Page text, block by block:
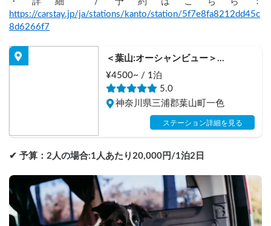
https://carstay.jp/ja/stations/kanto/station/5f7e8fa8212dd45c
8d6266f7
＜葉山:オーシャンビュー＞
SunnyFunnyDays
¥4500~ / 1泊
5.0
神奈川県三浦郡葉山町一色
ステーション詳細を見る
✔︎ 予算：2人の場合:1人あたり20,000円/1泊2日